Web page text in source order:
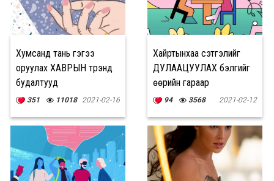
Хумсанд тань гэгээ
оруулах ХАВРЫН трэнд
будалтууд
351 11018 2021-02-16
Хайртынхаа сэтгэлийг
ДУЛААЦУУЛАХ бэлгийг
өөрийн гараар
бүтээгээрэй
94 3568 2021-02-12